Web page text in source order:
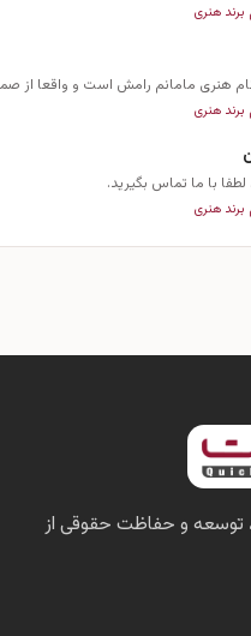
هنری
هنری مامانم رامش است و واقعا از
هنری
با ما تماس بگیرید.
هنری
توسعه و حفاظت حقوقی از